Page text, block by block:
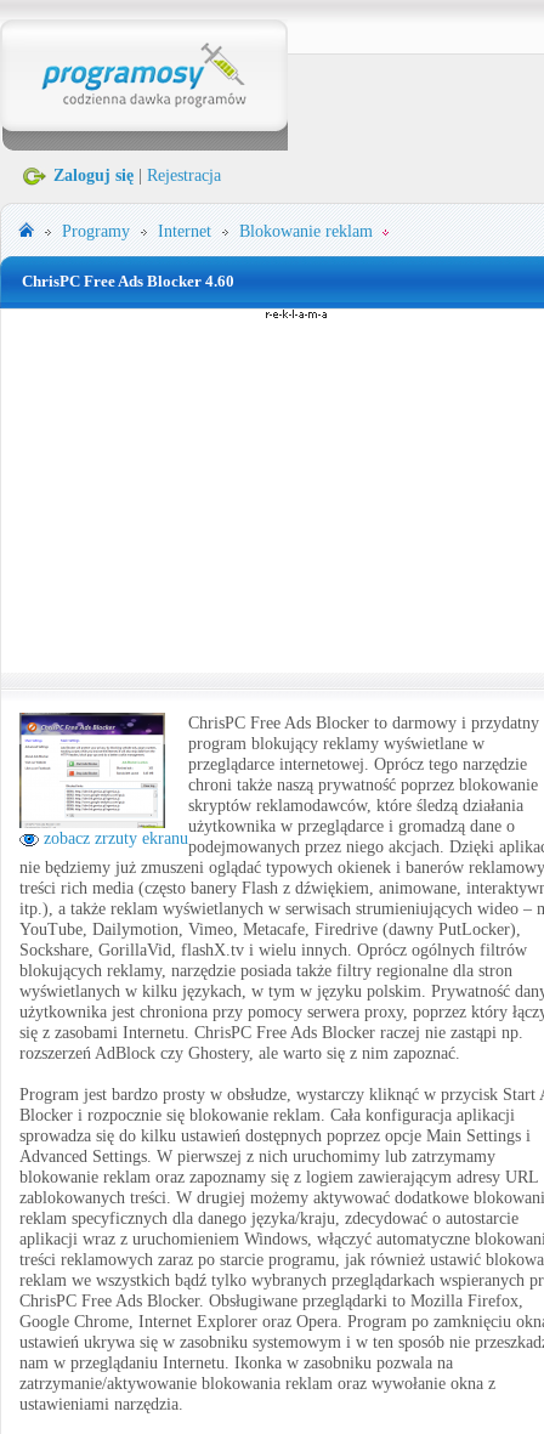
Zaloguj się Rejestracja
Programy Internet Blokowanie reklam
ChrisPC Free Ads Blocker 4.60
zobacz zrzuty ekranu
ChrisPC Free Ads Blocker to darmowy i przydatny
program blokujący reklamy wyświetlane w
przeglądarce internetowej. Oprócz tego narzędzie
chroni także naszą prywatność poprzez blokowanie
skryptów reklamodawców, które śledzą działania
użytkownika w przeglądarce i gromadzą dane o
podejmowanych przez niego akcjach. Dzięki
nie będziemy już zmuszeni oglądać typowych okienek i banerów
treści rich media (często banery Flash z dźwiękiem, animowane,
itp.), a także reklam wyświetlanych w serwisach strumieniujących wideo –
YouTube, Dailymotion, Vimeo, Metacafe, Firedrive (dawny PutLocker),
Sockshare, GorillaVid, flashX.tv i wielu innych. Oprócz ogólnych filtrów
blokujących reklamy, narzędzie posiada także filtry regionalne dla stron
wyświetlanych w kilku językach, w tym w języku polskim. Prywatność
użytkownika jest chroniona przy pomocy serwera proxy, poprzez który
się z zasobami Internetu. ChrisPC Free Ads Blocker raczej nie zastąpi np.
rozszerzeń AdBlock czy Ghostery, ale warto się z nim zapoznać.
Program jest bardzo prosty w obsłudze, wystarczy kliknąć w przycisk Start
Blocker i rozpocznie się blokowanie reklam. Cała konfiguracja aplikacji
sprowadza się do kilku ustawień dostępnych poprzez opcje Main Settings i
Advanced Settings. W pierwszej z nich uruchomimy lub zatrzymamy
blokowanie reklam oraz zapoznamy się z logiem zawierającym adresy URL
zablokowanych treści. W drugiej możemy aktywować dodatkowe
reklam specyficznych dla danego języka/kraju, zdecydować o autostarcie
aplikacji wraz z uruchomieniem Windows, włączyć automatyczne
treści reklamowych zaraz po starcie programu, jak również ustawić
reklam we wszystkich bądź tylko wybranych przeglądarkach wspieranych
ChrisPC Free Ads Blocker. Obsługiwane przeglądarki to Mozilla Firefox,
Google Chrome, Internet Explorer oraz Opera. Program po zamknięciu
ustawień ukrywa się w zasobniku systemowym i w ten sposób nie
nam w przeglądaniu Internetu. Ikonka w zasobniku pozwala na
zatrzymanie/aktywowanie blokowania reklam oraz wywołanie okna z
ustawieniami narzędzia.